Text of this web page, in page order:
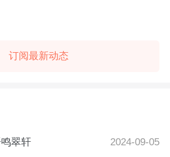
订阅最新动态
翠轩
2024-09-05